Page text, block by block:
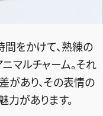
をかけて、熟練の
マルチャーム。それ
があり、その表情の
力があります。